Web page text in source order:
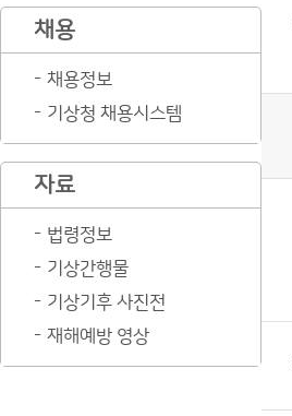
채용
채용정보
기상청 채용시스템
자료
법령정보
기상간행물
기상기후 사진전
재해예방 영상